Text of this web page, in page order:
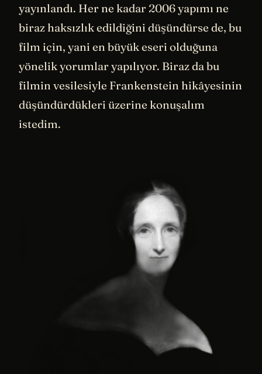
yayınlandı. Her ne kadar 2006 yapımı ne
biraz haksızlık edildiğini düşündürse de, bu
film için, yani en büyük eseri olduğuna
yönelik yorumlar yapılıyor. Biraz da bu
filmin vesilesiyle Frankenstein hikâyesinin
düşündürdükleri üzerine konuşalım
istedim.